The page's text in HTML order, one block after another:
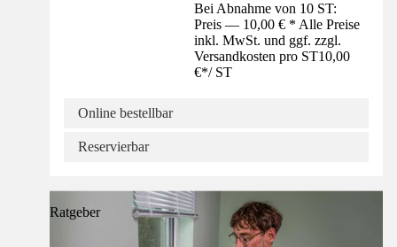
Bei Abnahme von 10 ST:
Preis — 10,00 € * Alle Preise
inkl. MwSt. und ggf. zzgl.
Versandkosten pro ST10,00
€*/ ST
Online bestellbar
Reservierbar
Ratgeber